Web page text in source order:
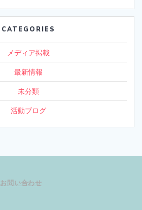
CATEGORIES
メディア掲載
最新情報
未分類
活動ブログ
お問い合わせ